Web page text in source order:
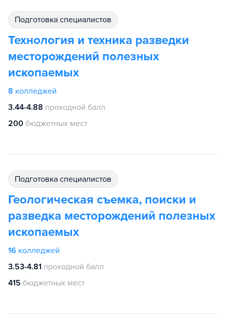
подготовка специалистов
Технология и техника разведки
месторождений полезных
ископаемых
8 колледжей
3.44-4.88 проходной балл
200 бюджетных мест
подготовка специалистов
Геологическая съемка, поиски и
разведка месторождений полезных
ископаемых
16 колледжей
3.53-4.81 проходной балл
415 бюджетных мест